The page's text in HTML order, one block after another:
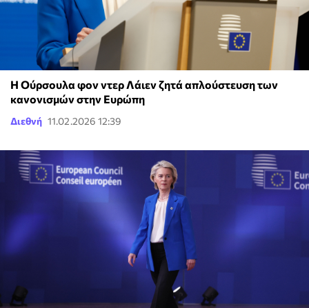
Η Ούρσουλα φον ντερ Λάιεν ζητά απλούστευση των
κανονισμών στην Ευρώπη
Διεθνή 11.02.2026 12:39